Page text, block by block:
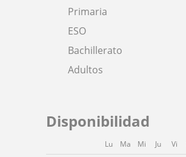
Primaria
ESO
Bachillerato
Adultos
Disponibilidad
Lu Ma Mi Ju Vi